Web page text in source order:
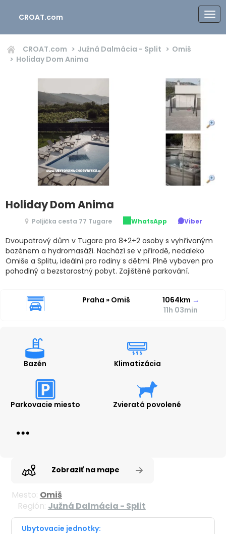
CROAT.com
CROAT.com Južná Dalmácia - Split
Omiš
Holiday Dom Anima
Holiday Dom Anima
Poljička cesta 77 Tugare WhatsApp Viber
Dvoupatrový dům v Tugare pro 8+2+2 osoby s vyhřívaným
bazénem a hydromasáží. Nachází se v přírodě, nedaleko
Omiše a Splitu, ideální pro rodiny s dětmi. Plně vybaven pro
pohodlný a bezstarostný pobyt. Zajištěné parkování.
Praha » Omiš 1064km →
11h 03min
Bazén Klimatizácia
Parkovacie miesto Zvieratá povolené
Zobraziť na mape
Mesto: Omiš
Región: Južná Dalmácia - Split
Ubytovacie jednotky: